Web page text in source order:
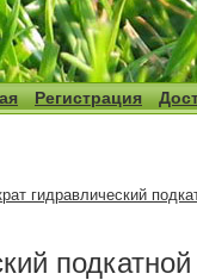
Регистрация
гидравлический